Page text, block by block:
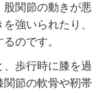
股関節の動きが悪
強いられたり、
のです。
歩行時に膝を過
関節の軟骨や靭帯